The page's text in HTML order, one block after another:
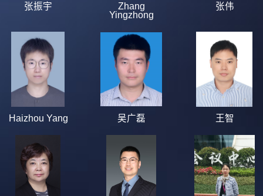
张振宇
Zhang
Yingzhong
张伟
Haizhou Yang 吴广磊 王智